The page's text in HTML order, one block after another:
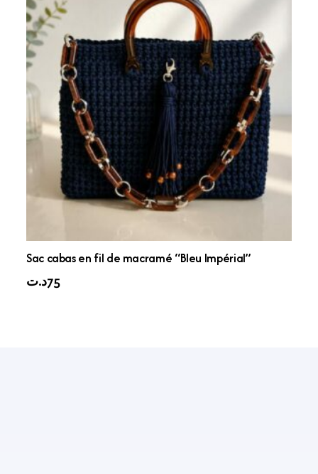
Sac cabas en fil de macramé “Bleu Impérial”
75د.ت